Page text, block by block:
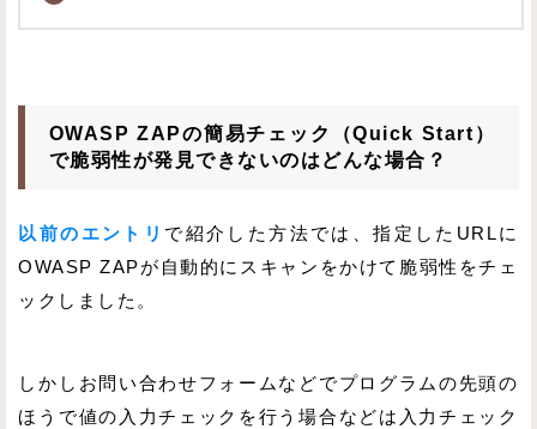
OWASP ZAPの簡易チェック（Quick Start）
で脆弱性が発見できないのはどんな場合？
以前のエントリ で紹介した方法では、指定したURLに
OWASP ZAPが自動的にスキャンをかけて脆弱性をチェ
ックしました。
しかしお問い合わせフォームなどでプログラムの先頭の
ほうで値の入力チェックを行う場合などは入力チェック